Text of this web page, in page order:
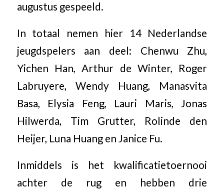
augustus gespeeld.
In totaal nemen hier 14 Nederlandse
jeugdspelers aan deel: Chenwu Zhu,
Yichen Han, Arthur de Winter, Roger
Labruyere, Wendy Huang, Manasvita
Basa, Elysia Feng, Lauri Maris, Jonas
Hilwerda, Tim Grutter, Rolinde den
Heijer, Luna Huang en Janice Fu.
Inmiddels is het kwalificatietoernooi
achter de rug en hebben drie